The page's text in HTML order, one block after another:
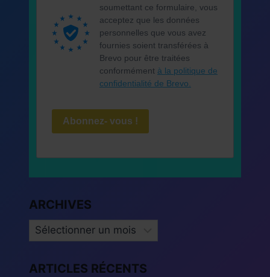
soumettant ce formulaire, vous
acceptez que les données
personnelles que vous avez
fournies soient transférées à
Brevo pour être traitées
conformément à la politique de
confidentialité de Brevo.
Abonnez- vous !
ARCHIVES
ARCHIVES
ARTICLES RÉCENTS